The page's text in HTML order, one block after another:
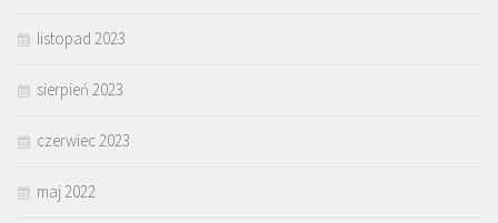
listopad 2023
sierpień 2023
czerwiec 2023
maj 2022